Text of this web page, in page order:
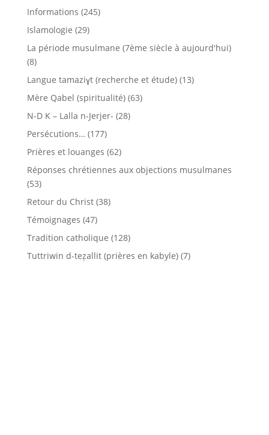
Informations (245)
Islamologie (29)
La période musulmane (7ème siècle à aujourd'hui)
(8)
Langue tamaziɣt (recherche et étude)(13)
Mère Qabel (spiritualité)(63)
N-D K – Lalla n-Jerjer- (28)
Persécutions… (177)
Prières et louanges (62)
Réponses chrétiennes aux objections musulmanes
(53)
Retour du Christ(38)
Témoignages (47)
Tradition catholique (128)
Tuttriwin d-teẓallit (prières en kabyle)(7)